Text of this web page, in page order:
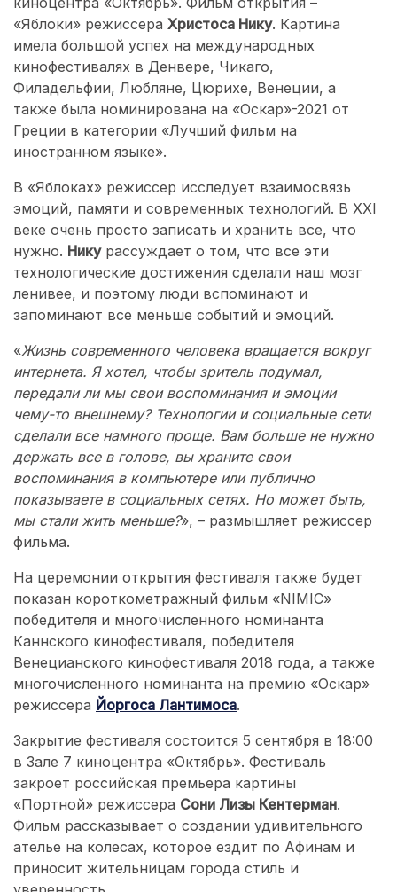
«Яблоки» режиссера Христоса Нику. Картина
имела большой успех на международных
кинофестивалях в Денвере, Чикаго,
Филадельфии, Любляне, Цюрихе, Венеции, а
также была номинирована на «Оскар»-2021 от
Греции в категории «Лучший фильм на
иностранном языке».
В «Яблоках» режиссер исследует взаимосвязь
эмоций, памяти и современных технологий. В XXI
веке очень просто записать и хранить все, что
нужно. Никурассуждает о том, что все эти
технологические достижения сделали наш мозг
ленивее, и поэтому люди вспоминают и
запоминают все меньше событий и эмоций.
«Жизнь современного человека вращается вокруг
интернета. Я хотел, чтобы зритель подумал,
передали ли мы свои воспоминания и эмоции
чему-то внешнему? Технологии и социальные сети
сделали все намного проще. Вам больше не нужно
держать все в голове, вы храните свои
воспоминания в компьютере или публично
показываете в социальных сетях. Но может быть,
мы стали жить меньше?», – размышляет режиссер
фильма.
На церемонии открытия фестиваля также будет
показан короткометражный фильм «NIMIC»
победителя и многочисленного номинанта
Каннского кинофестиваля, победителя
Венецианского кинофестиваля 2018 года, а также
многочисленного номинанта на премию «Оскар»
режиссера Йоргоса Лантимоса.
Закрытие фестиваля состоится 5 сентября в 18:00
в Зале 7 киноцентра «Октябрь». Фестиваль
закроет российская премьера картины
«Портной» режиссера Сони Лизы Кентерман.
Фильм рассказывает о создании удивительного
ателье на колесах, которое ездит по Афинам и
приносит жительницам города стиль и